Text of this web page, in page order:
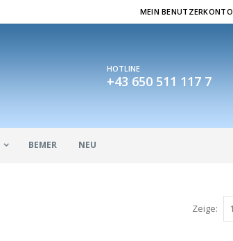
MEIN BENUTZERKONTO
HOTLINE
+43 650 511 117 7
BEMER NEU
Zeige: